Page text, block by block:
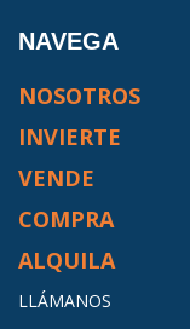
NAVEGA
NOSOTROS
INVIERTE
VENDE
COMPRA
ALQUILA
LLÁMANOS